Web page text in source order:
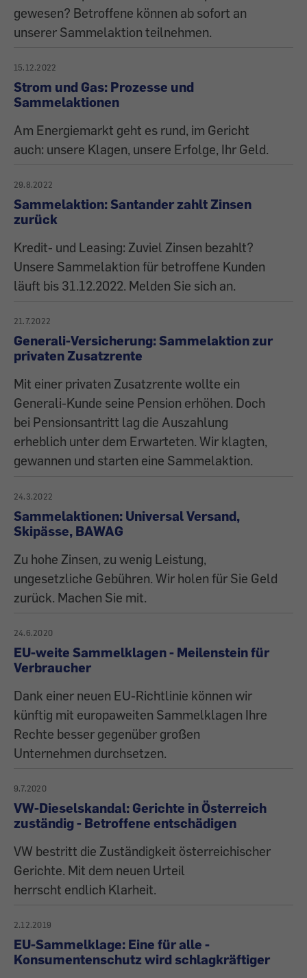
gewesen? Betroffene können ab sofort an
unserer Sammelaktion teilnehmen.
15.12.2022
Strom und Gas: Prozesse und
Sammelaktionen
Am Energiemarkt geht es rund, im Gericht
auch: unsere Klagen, unsere Erfolge, Ihr Geld.
29.8.2022
Sammelaktion: Santander zahlt Zinsen
zurück
Kredit- und Leasing: Zuviel Zinsen bezahlt?
Unsere Sammelaktion für betroffene Kunden
läuft bis 31.12.2022. Melden Sie sich an.
21.7.2022
Generali-Versicherung: Sammelaktion zur
privaten Zusatzrente
Mit einer privaten Zusatzrente wollte ein
Generali-Kunde seine Pension erhöhen. Doch
bei Pensionsantritt lag die Auszahlung
erheblich unter dem Erwarteten. Wir klagten,
gewannen und starten eine Sammelaktion.
24.3.2022
Sammelaktionen: Universal Versand,
Skipässe, BAWAG
Zu hohe Zinsen, zu wenig Leistung,
ungesetzliche Gebühren. Wir holen für Sie Geld
zurück. Machen Sie mit.
24.6.2020
EU-weite Sammelklagen - Meilenstein für
Verbraucher
Dank einer neuen EU-Richtlinie können wir
künftig mit europaweiten Sammelklagen Ihre
Rechte besser gegenüber großen
Unternehmen durchsetzen.
9.7.2020
VW-Dieselskandal: Gerichte in Österreich
zuständig - Betroffene entschädigen
VW bestritt die Zuständigkeit österreichischer
Gerichte. Mit dem neuen Urteil
herrscht endlich Klarheit.
2.12.2019
EU-Sammelklage: Eine für alle -
Konsumentenschutz wird schlagkräftiger